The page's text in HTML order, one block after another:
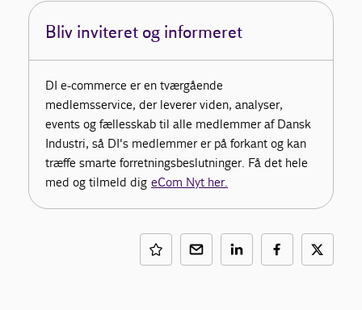
Bliv inviteret og informeret
DI e-commerce er en tværgående
medlemsservice, der leverer viden, analyser,
events og fællesskab til alle medlemmer af Dansk
Industri, så DI's medlemmer er på forkant og kan
træffe smarte forretningsbeslutninger. Få det hele
med og tilmeld digeCom Nyt her.